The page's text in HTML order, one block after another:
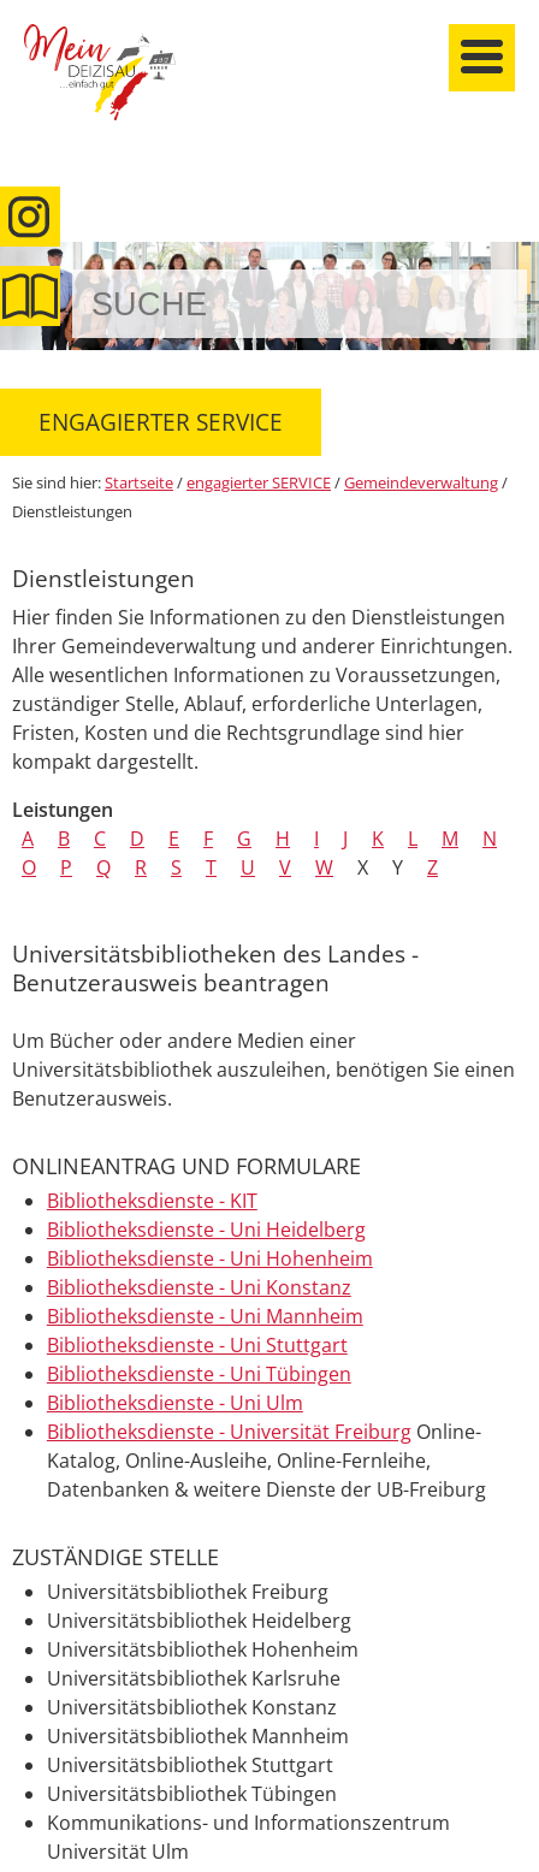
anmelden
ENGAGIERTER SERVICE
Sie sind hier:Startseite/engagierter SERVICE/Gemeindeverwaltung/
Dienstleistungen
Dienstleistungen
Hier finden Sie Informationen zu den Dienstleistungen
Ihrer Gemeindeverwaltung und anderer Einrichtungen.
Alle wesentlichen Informationen zu Voraussetzungen,
zuständiger Stelle, Ablauf, erforderliche Unterlagen,
Fristen, Kosten und die Rechtsgrundlage sind hier
kompakt dargestellt.
Leistungen
A
B C D E F G H I J K L M
N
O
P Q R S T U V W X Y Z
Universitätsbibliotheken des Landes -
Benutzerausweis beantragen
Um Bücher oder andere Medien einer
Universitätsbibliothek auszuleihen, benötigen Sie einen
Benutzerausweis.
ONLINEANTRAG UND FORMULARE
Bibliotheksdienste - KIT
Bibliotheksdienste - Uni Heidelberg
Bibliotheksdienste - Uni Hohenheim
Bibliotheksdienste - Uni Konstanz
Bibliotheksdienste - Uni Mannheim
Bibliotheksdienste - Uni Stuttgart
Bibliotheksdienste - Uni Tübingen
Bibliotheksdienste - Uni Ulm
Bibliotheksdienste - Universität Freiburg Online-
Katalog, Online-Ausleihe, Online-Fernleihe,
Datenbanken & weitere Dienste der UB-Freiburg
ZUSTÄNDIGE STELLE
Universitätsbibliothek Freiburg
Universitätsbibliothek Heidelberg
Universitätsbibliothek Hohenheim
Universitätsbibliothek Karlsruhe
Universitätsbibliothek Konstanz
Universitätsbibliothek Mannheim
Universitätsbibliothek Stuttgart
Universitätsbibliothek Tübingen
Kommunikations- und Informationszentrum
Universität Ulm